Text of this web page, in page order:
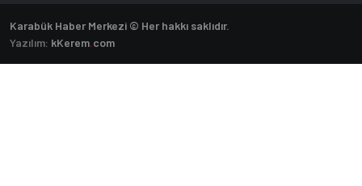
Karabük Haber Merkezi © Her hakkı saklıdır.
Yazılım: kKerem.com